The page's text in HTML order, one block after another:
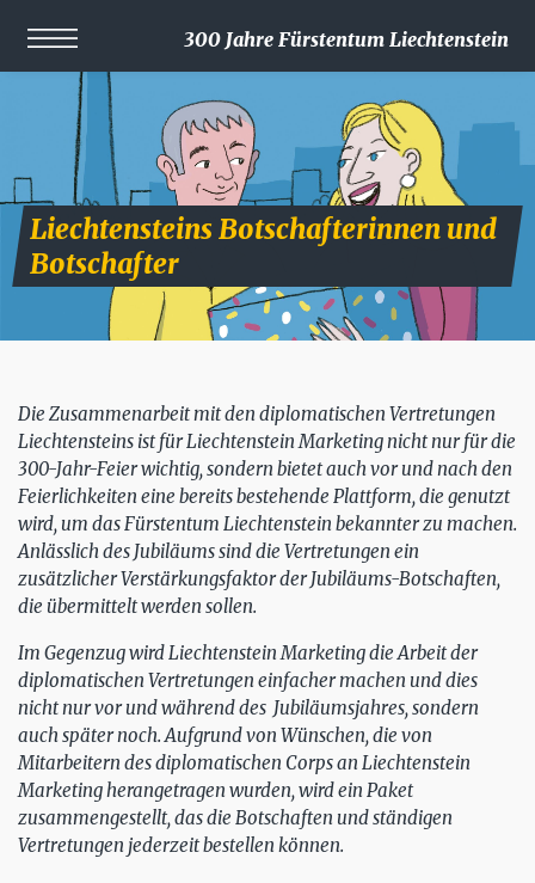
300 Jahre Fürstentum Liechtenstein
Liechtensteins Botschafterinnen und
Botschafter
Die Zusammenarbeit mit den diplomatischen Vertretungen
Liechtensteins ist für Liechtenstein Marketing nicht nur für die
300-Jahr-Feier wichtig, sondern bietet auch vor und nach den
Feierlichkeiten eine bereits bestehende Plattform, die genutzt
wird, um das Fürstentum Liechtenstein bekannter zu machen.
Anlässlich des Jubiläums sind die Vertretungen ein
zusätzlicher Verstärkungsfaktor der Jubiläums-Botschaften,
die übermittelt werden sollen.
Im Gegenzug wird Liechtenstein Marketing die Arbeit der
diplomatischen Vertretungen einfacher machen und dies
nicht nur vor und während des Jubiläumsjahres, sondern
auch später noch. Aufgrund von Wünschen, die von
Mitarbeitern des diplomatischen Corps an Liechtenstein
Marketing herangetragen wurden, wird ein Paket
zusammengestellt, das die Botschaften und ständigen
Vertretungen jederzeit bestellen können.